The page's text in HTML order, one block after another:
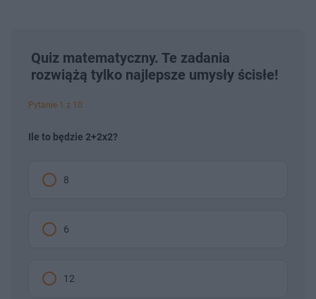
Quiz matematyczny. Te zadania
rozwiążą tylko najlepsze umysły ścisłe!
Pytanie 1 z 10
Ile to będzie 2+2x2?
8
6
12